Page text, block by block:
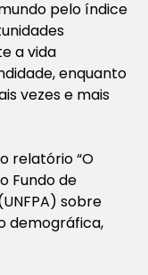
pelo índice
a vida
enquanto
vezes e mais
relatório “O
Fundo de
sobre
demográfica,